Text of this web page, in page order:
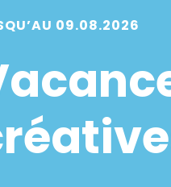
09.08.2026